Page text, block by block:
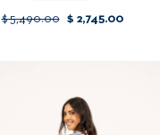
$ 5,490.00 $ 2,745.00